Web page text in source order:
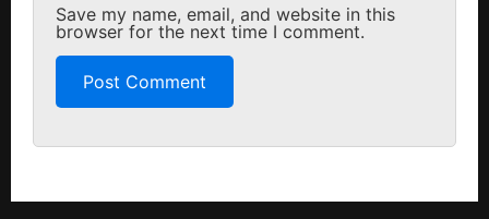
Save my name, email, and website in this
browser for the next time I comment.